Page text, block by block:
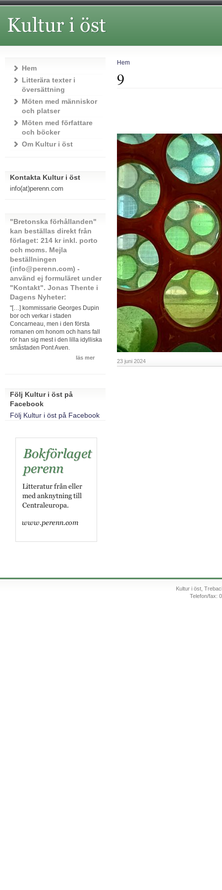
Hem
9
23 juni 2024
Hem
Litterära texter i
översättning
Möten med människor
och platser
Möten med författare
och böcker
Om Kultur i öst
Kontakta Kultur i öst
info(at)perenn.com
"Bretonska förhållanden"
kan beställas direkt från
förlaget: 214 kr inkl. porto
och moms. Mejla
beställningen
(info@perenn.com) -
använd ej formuläret under
"Kontakt". Jonas Thente i
Dagens Nyheter:
"[…] kommissarie Georges Dupin
bor och verkar i staden
Concarneau, men i den första
romanen om honom och hans fall
rör han sig mest i den lilla idylliska
småstaden Pont Aven.
läs mer
Följ Kultur i öst på
Facebook
Följ Kultur i öst på Facebook
Kultur i öst,
Telefon/fax: